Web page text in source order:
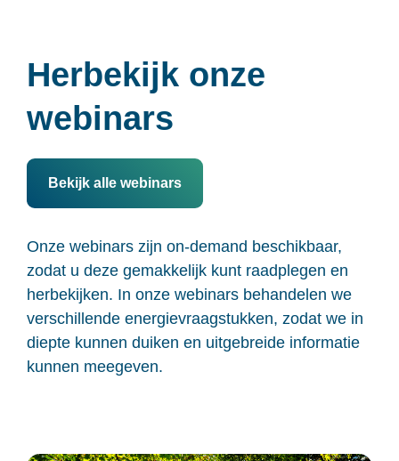
Herbekijk onze
webinars
Bekijk alle webinars
Onze webinars zijn on-demand beschikbaar,
zodat u deze gemakkelijk kunt raadplegen en
herbekijken. In onze webinars behandelen we
verschillende energievraagstukken, zodat we in
diepte kunnen duiken en uitgebreide informatie
kunnen meegeven.